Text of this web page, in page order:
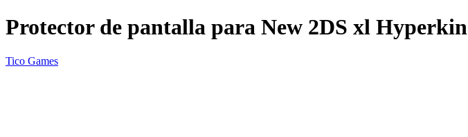
Protector de pantalla para New 2DS xl Hyperkin
Tico Games